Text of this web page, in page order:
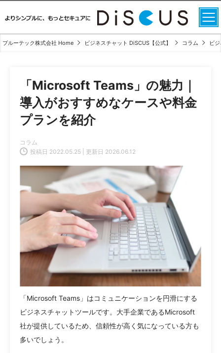
ブルーテック株式会社 Home ビジネスチャット DiSCUS【公式】 コラム ビ
「Microsoft Teams」の魅力｜
導入がおすすめなケースや料金
プランを紹介
投稿日 2022.05.25 | 更新日 2026.06.12
コラム
「Microsoft Teams」はコミュニケーションを円滑にする
ビジネスチャットツールです。大手企業であるMicrosoft
社が提供しているため、信頼性が高く気になっている方も
多いでしょう。